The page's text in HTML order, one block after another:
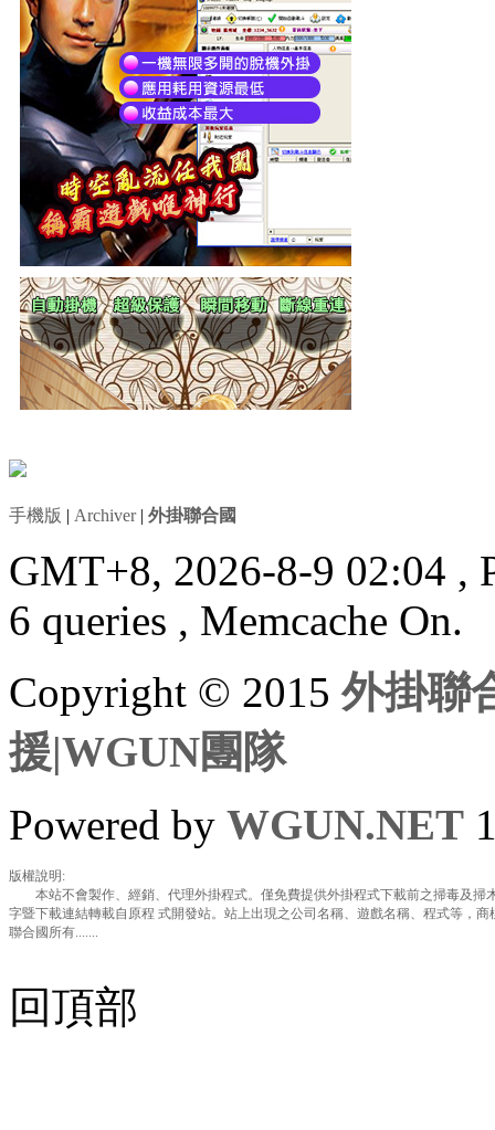
手機版 | Archiver| 外掛聯合國
GMT+8, 2026-8-9 02:04 ,
6 queries , Memcache On.
Copyright © 2015外掛聯
援|WGUN團隊
Powered by WGUN.NET
版權說明:
本站不會製作、經銷、代理外掛程式。僅免費提供外掛程式下載前之掃毒及掃
字暨下載連結轉載自原程 式開發站。站上出現之公司名稱、遊戲名稱、程式等，
聯合國所有.......
回頂部